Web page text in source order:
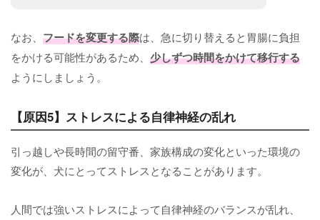
なお、 フードを変更する際は、急に切り替えると胃腸に負担
をかける可能性があるため、 少しずつ時間をかけて移行する
ようにしましょう。
【原因5】ストレスによる自律神経の乱れ
引っ越しや長時間の留守番、家族構成の変化といった環境の
変化が、犬にとってストレスとなることがあります。
人間では強いストレスによって自律神経のバランスが乱れ、